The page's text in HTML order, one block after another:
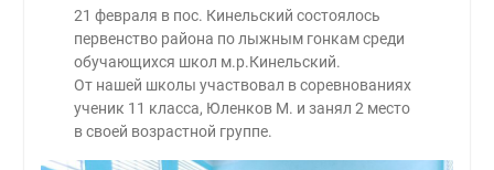
21 февраля в пос. Кинельский состоялось
первенство района по лыжным гонкам среди
обучающихся школ м.р.Кинельский.
От нашей школы участвовал в соревнованиях
ученик 11 класса, Юленков М. и занял 2 место
в своей возрастной группе.